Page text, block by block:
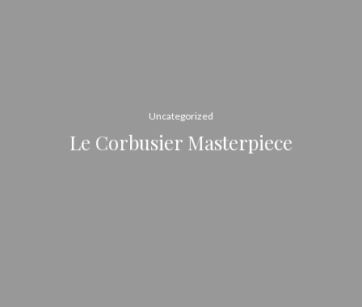
Uncategorized
Le Corbusier Masterpiece